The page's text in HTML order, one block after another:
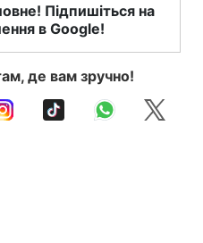
Підпишіться на
в Google!
де вам зручно!